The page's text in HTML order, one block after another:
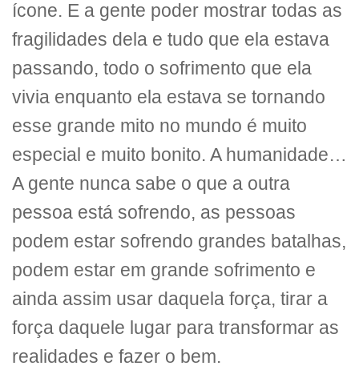
ícone. E a gente poder mostrar todas as
fragilidades dela e tudo que ela estava
passando, todo o sofrimento que ela
vivia enquanto ela estava se tornando
esse grande mito no mundo é muito
especial e muito bonito. A humanidade…
A gente nunca sabe o que a outra
pessoa está sofrendo, as pessoas
podem estar sofrendo grandes batalhas,
podem estar em grande sofrimento e
ainda assim usar daquela força, tirar a
força daquele lugar para transformar as
realidades e fazer o bem.